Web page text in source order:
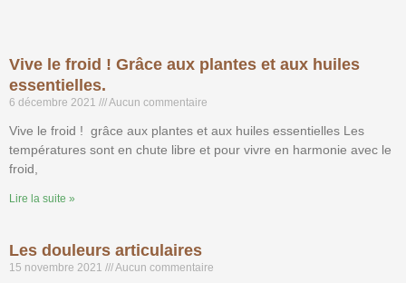
Vive le froid ! Grâce aux plantes et aux huiles
essentielles.
6 décembre 2021 Aucun commentaire
Vive le froid ! grâce aux plantes et aux huiles essentielles Les
températures sont en chute libre et pour vivre en harmonie avec le
froid,
Lire la suite »
Les douleurs articulaires
15 novembre 2021 Aucun commentaire